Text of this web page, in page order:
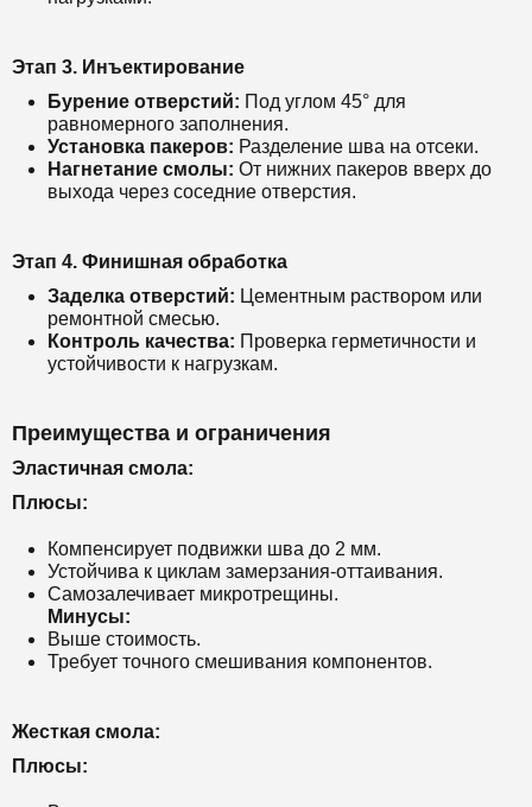
Этап 3. Инъектирование
Бурение отверстий: Под углом 45° для
равномерного заполнения.
Установка пакеров: Разделение шва на отсеки.
Нагнетание смолы: От нижних пакеров вверх до
выхода через соседние отверстия.
Этап 4. Финишная обработка
Заделка отверстий: Цементным раствором или
ремонтной смесью.
Контроль качества: Проверка герметичности и
устойчивости к нагрузкам.
Преимущества и ограничения
Эластичная смола:
Плюсы:
Компенсирует подвижки шва до 2 мм.
Устойчива к циклам замерзания-оттаивания.
Самозалечивает микротрещины.
Минусы:
Выше стоимость.
Требует точного смешивания компонентов.
Жесткая смола:
Плюсы: